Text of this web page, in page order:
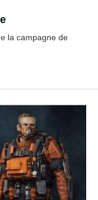
la campagne de